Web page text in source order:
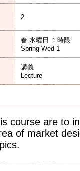
2
春 水曜日 １時限
Spring Wed 1
講義
Lecture
course are to
of market